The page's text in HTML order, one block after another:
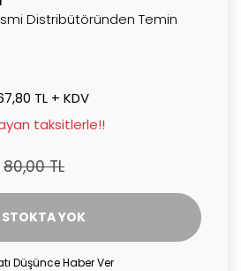
Distribütöründen Temin
TL + KDV
taksitlerle!!
80,00 TL
STOKTA YOK
Düşünce Haber Ver